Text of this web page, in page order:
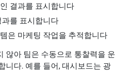
결과를 표시합니다
를 표시합니다
은 마케팅 작업을 추적합니다
않아 팀은 수동으로 통찰력을 운
니다. 예를 들어, 대시보드는 광